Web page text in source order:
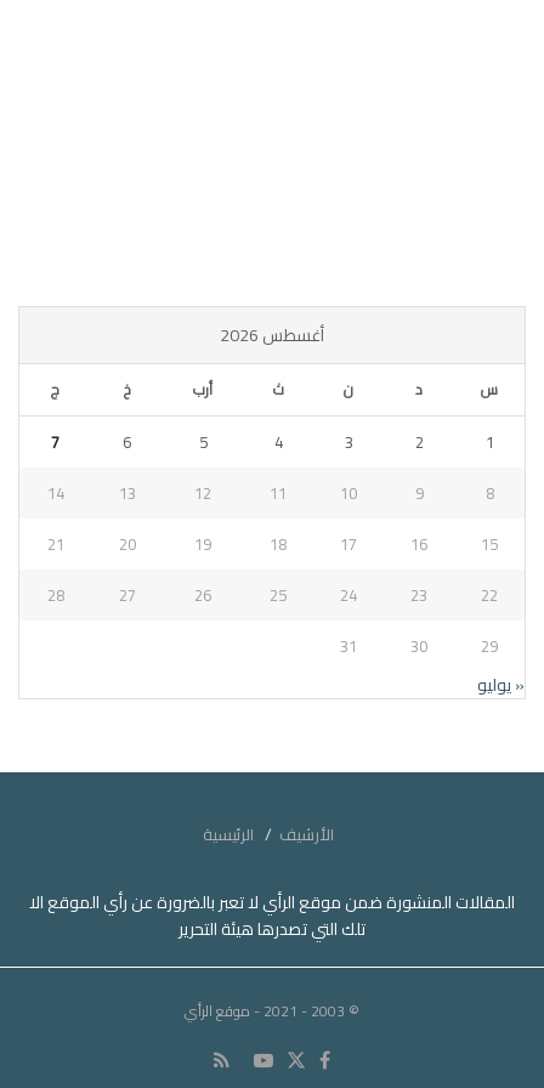
أغسطس 2026
س د ن ث أرب خ ج
1
2
3
4
5
6
7
8
9
10
11
12
13
14
15
16
17
18
19
20
21
22
23
24
25
26
27
28
29
30
31
« يوليو
الأرشيف الرئيسية
المقالات المنشورة ضمن موقع الرأي لا تعبر بالضرورة عن رأي الموقع الا
تلك التي تصدرها هيئة التحرير
© 2003 - 2021 - موقع الرأي